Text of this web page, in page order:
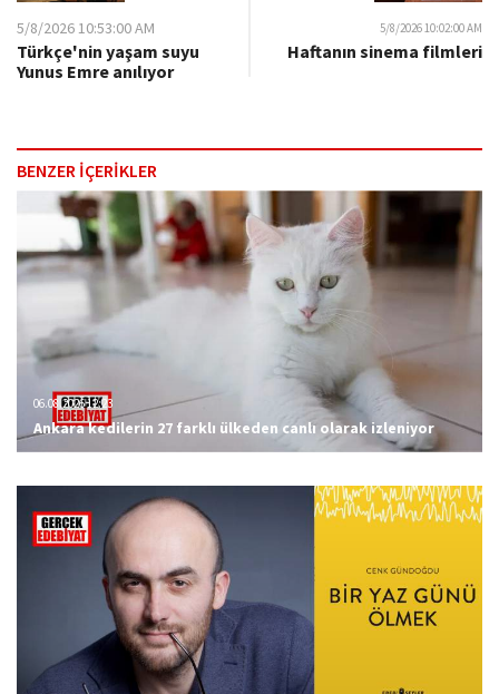
5/8/2026 10:53:00 AM
Türkçe'nin yaşam suyu
Yunus Emre anılıyor
5/8/2026 10:02:00 AM
Haftanın sinema filmleri
BENZER İÇERİKLER
06.08.2026 12:23
Ankara kedilerin 27 farklı ülkeden canlı olarak izleniyor